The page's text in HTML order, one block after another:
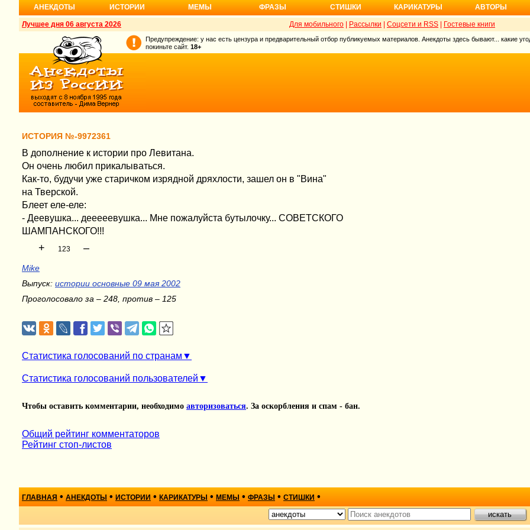
АНЕКДОТЫ ИСТОРИИ МЕМЫ ФРАЗЫ СТИШКИ КАРИКАТУРЫ АВТОРЫ
Лучшее дня 06 августа 2026 Для мобильного Рассылки Соцсети и RSS Гостевые книги
Предупреждение: у нас есть цензура и предварительный отбор публикуемых материалов. Анекдоты здесь бывают... какие
покиньте сайт. 18+
ИСТОРИЯ №-9972361
В дополнение к истории про Левитана.
Он очень любил прикалываться.
Как-то, будучи уже старичком изрядной дряхлости, зашел он в "Вина"
на Тверской.
Блеет еле-еле:
- Деевушка... дееееевушка... Мне пожалуйста бутылочку... СОВЕТСКОГО
ШАМПАНСКОГО!!!
+ 123 –
Mike
Выпуск: истории основные 09 мая 2002
Проголосовало за – 248, против – 125
Статистика голосований по странам
Статистика голосований пользователей
Чтобы оставить комментарии, необходимо авторизоваться. За оскорбления и спам - бан.
Общий рейтинг комментаторов
Рейтинг стоп-листов
ГЛАВНАЯ • АНЕКДОТЫ • ИСТОРИИ • КАРИКАТУРЫ • МЕМЫ • ФРАЗЫ • СТИШКИ •